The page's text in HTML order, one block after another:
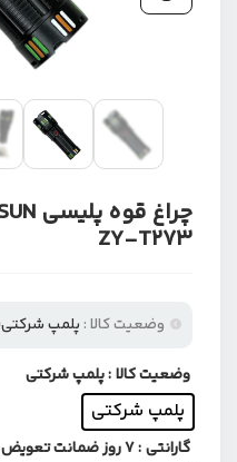
ZY-T273
وضعیت کالا : پلمپ شرکتی
وضعیت کالا: پلمپ شرکتی
پلمپ شرکتی
گارانتی: 7 روز ضمانت تعویض